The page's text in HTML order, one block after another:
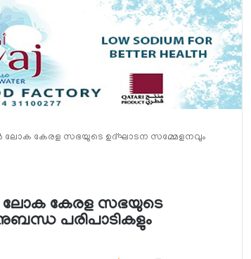
ലോക കേരള സഭയുടെ ഉദ്ഘാടന സമ്മേളനവും
ലോക കേരള സഭയുടെ
പരിപാടികളും